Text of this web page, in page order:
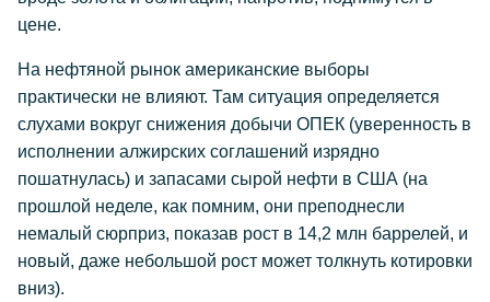
цене.
На нефтяной рынок американские выборы
практически не влияют. Там ситуация определяется
слухами вокруг снижения добычи ОПЕК (уверенность в
исполнении алжирских соглашений изрядно
пошатнулась) и запасами сырой нефти в США (на
прошлой неделе, как помним, они преподнесли
немалый сюрприз, показав рост в 14,2 млн баррелей, и
новый, даже небольшой рост может толкнуть котировки
вниз).